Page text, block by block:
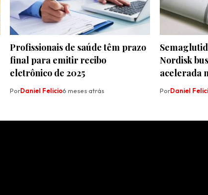
Profissionais de saúde têm prazo
final para emitir recibo
eletrônico de 2025
PorDaniel Felicio6 meses atrás
Nordisk
acelerada
PorDaniel